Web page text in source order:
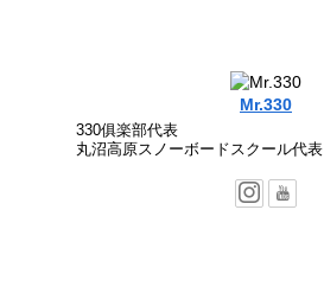
Mr.330
330俱楽部代表
丸沼高原スノーボードスクール代表